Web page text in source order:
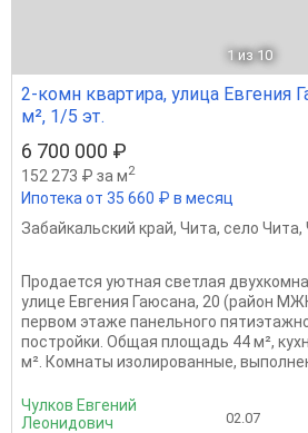
1 из 10
2-комн квартира, улица Евгения
м², 1/5 эт.
6 700 000 ₽
152 273 ₽ за м2
Ипотека от 35 660 ₽ в месяц
Забайкальский край, Чита, село Чита,
Продается уютная светлая
улице Евгения Гаюсана, 20 (район
первом этаже панельного
постройки. Общая площадь 44 м²,
м². Комнаты изолированные,
Чулков Евгений
Леонидович
02.07